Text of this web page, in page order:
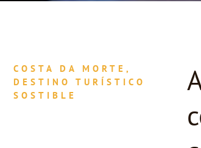
COSTA DA MORTE,
DESTINO TURÍSTICO
SOSTIBLE